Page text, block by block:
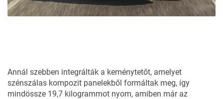
Annál szebben integrálták a keménytetőt, amelyet
szénszálas kompozit panelekből formáltak meg, így
mindössze 19,7 kilogrammot nyom, amiben már az